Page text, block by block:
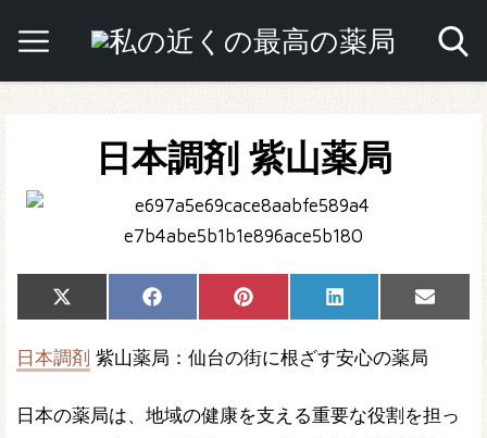
日本調剤 紫山薬局
Share
on
X
(Twitter)
Share
on
Facebook Share
on
Pinterest Share
on
LinkedIn
Share
on
Email
日本調剤 紫山薬局：仙台の街に根ざす安心の薬局
日本の薬局は、地域の健康を支える重要な役割を担っ